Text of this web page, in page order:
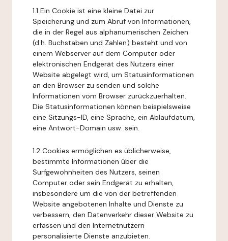
1.1 Ein Cookie ist eine kleine Datei zur
Speicherung und zum Abruf von Informationen,
die in der Regel aus alphanumerischen Zeichen
(d.h. Buchstaben und Zahlen) besteht und von
einem Webserver auf dem Computer oder
elektronischen Endgerät des Nutzers einer
Website abgelegt wird, um Statusinformationen
an den Browser zu senden und solche
Informationen vom Browser zurückzuerhalten.
Die Statusinformationen können beispielsweise
eine Sitzungs-ID, eine Sprache, ein Ablaufdatum,
eine Antwort-Domain usw. sein.
1.2 Cookies ermöglichen es üblicherweise,
bestimmte Informationen über die
Surfgewohnheiten des Nutzers, seinen
Computer oder sein Endgerät zu erhalten,
insbesondere um die von der betreffenden
Website angebotenen Inhalte und Dienste zu
verbessern, den Datenverkehr dieser Website zu
erfassen und den Internetnutzern
personalisierte Dienste anzubieten.